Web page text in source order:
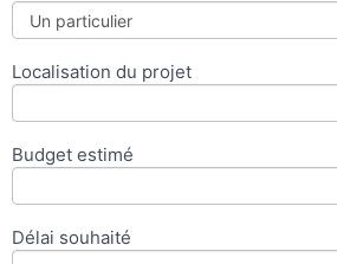
Localisation du projet
Budget estimé
Délai souhaité